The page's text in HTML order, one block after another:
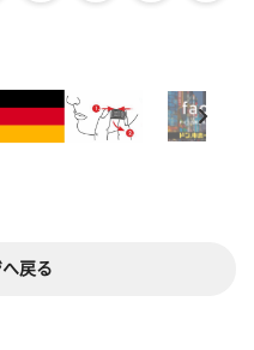
戻る